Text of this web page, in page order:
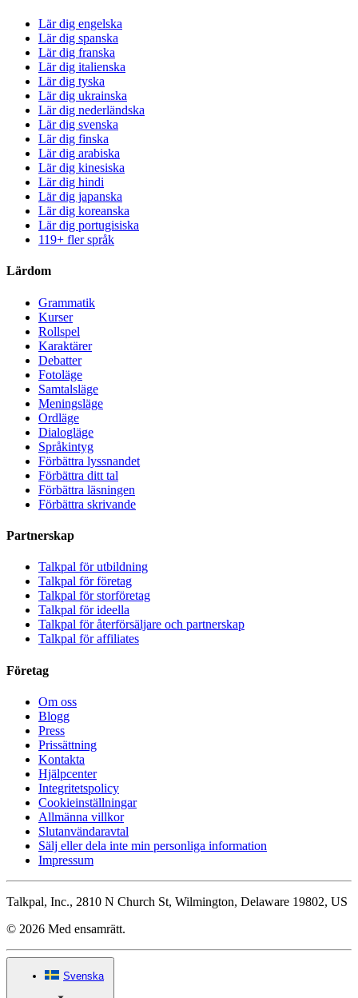
Lär dig engelska
Lär dig spanska
Lär dig franska
Lär dig italienska
Lär dig tyska
Lär dig ukrainska
Lär dig nederländska
Lär dig svenska
Lär dig finska
Lär dig arabiska
Lär dig kinesiska
Lär dig hindi
Lär dig japanska
Lär dig koreanska
Lär dig portugisiska
119+ fler språk
Lärdom
Grammatik
Kurser
Rollspel
Karaktärer
Debatter
Fotoläge
Samtalsläge
Meningsläge
Ordläge
Dialogläge
Språkintyg
Förbättra lyssnandet
Förbättra ditt tal
Förbättra läsningen
Förbättra skrivande
Partnerskap
Talkpal för utbildning
Talkpal för företag
Talkpal för storföretag
Talkpal för ideella
Talkpal för återförsäljare och partnerskap
Talkpal för affiliates
Företag
Om oss
Blogg
Press
Prissättning
Kontakta
Hjälpcenter
Integritetspolicy
Cookieinställningar
Allmänna villkor
Slutanvändaravtal
Sälj eller dela inte min personliga information
Impressum
Talkpal, Inc., 2810 N Church St, Wilmington, Delaware 19802, US
© 2026 Med ensamrätt.
Svenska